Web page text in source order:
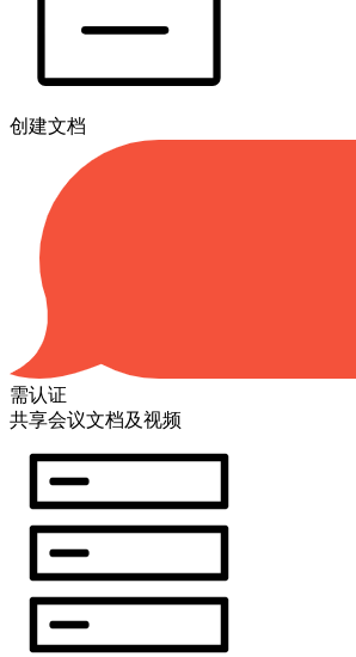
创建文档
需认证
共享会议文档及视频